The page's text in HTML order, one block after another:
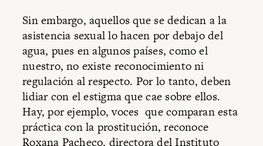
Sin embargo, aquellos que se dedican a la
asistencia sexual lo hacen por debajo del
agua, pues en algunos países, como el
nuestro, no existe reconocimiento ni
regulación al respecto. Por lo tanto, deben
lidiar con el estigma que cae sobre ellos.
Hay, por ejemplo, voces que comparan esta
práctica con la prostitución, reconoce
Roxana Pacheco, directora del Instituto